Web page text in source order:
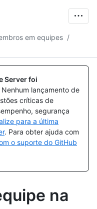
em equipes /
Server foi
Nenhum lançamento de
críticas de
segurança
para a última
. Para obter ajuda com
o suporte do GitHub
na